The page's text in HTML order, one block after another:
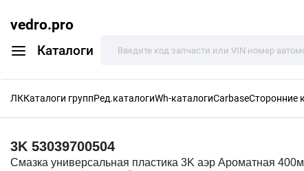
vedro.pro
Каталоги
ЛККаталоги группРед.каталогиWh-каталогиCarbaseСторонние
3K 53039700504
Смазка универсальная пластика 3K аэр Ароматная